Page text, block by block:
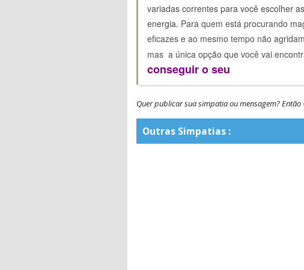
variadas correntes para você escolher
energia. Para quem está procurando
eficazes e ao mesmo tempo não
mas a única opção que você vai
conseguir o seu
Quer publicar sua simpatia ou mensagem? Então
Outras Simpatias :